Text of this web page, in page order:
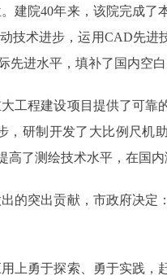
建院40年来，该院完成了
技术进步，运用CAD先进
进水平，填补了国内空白
工程建设项目提供了可靠
研制开发了大比例尺机
了测绘技术水平，在国内
的突出贡献，市政府决定
勇于探索、勇于实践，